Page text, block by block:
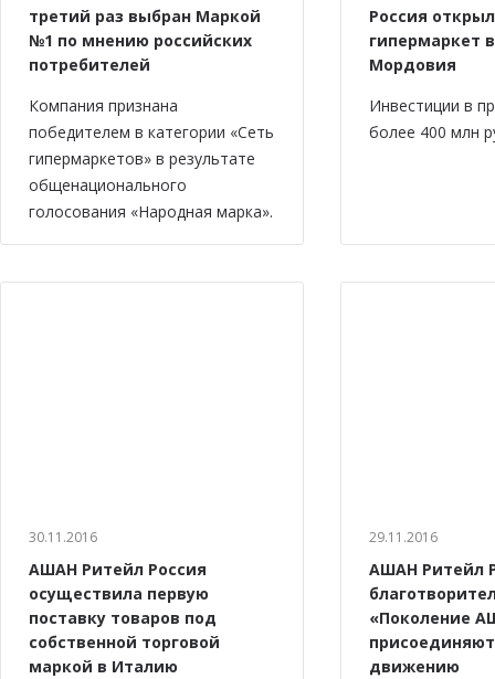
третий раз выбран Маркой
№1 по мнению российских
потребителей
Компания признана
победителем в категории «Сеть
гипермаркетов» в результате
общенационального
голосования «Народная марка».
Россия
гипермаркет
Мордовия
Инвестиции в
более 400 млн
30.11.2016
АШАН Ритейл Россия
осуществила первую
поставку товаров под
собственной торговой
маркой в Италию
29.11.2016
АШАН Ритейл
«Поколение
движению